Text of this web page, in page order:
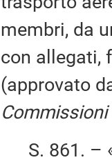
membri, da
con allegati,
(approvato
Commissioni
S. 861. –